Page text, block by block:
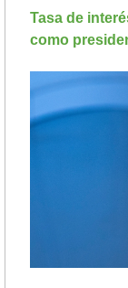
Tasa de
como